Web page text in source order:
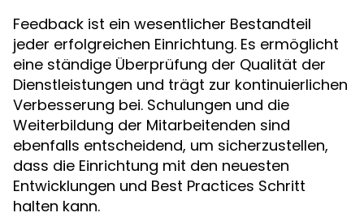
Feedback ist ein wesentlicher Bestandteil
jeder erfolgreichen Einrichtung. Es ermöglicht
eine ständige Überprüfung der Qualität der
Dienstleistungen und trägt zur kontinuierlichen
Verbesserung bei. Schulungen und die
Weiterbildung der Mitarbeitenden sind
ebenfalls entscheidend, um sicherzustellen,
dass die Einrichtung mit den neuesten
Entwicklungen und Best Practices Schritt
halten kann.